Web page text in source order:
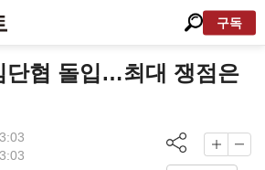
구독
단협 돌입…최대 쟁점은